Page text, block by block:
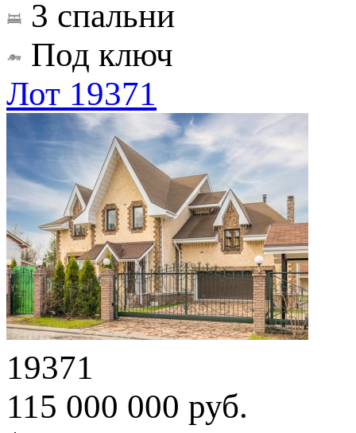
3 спальни
Под ключ
Лот 19371
19371
115 000 000 руб.